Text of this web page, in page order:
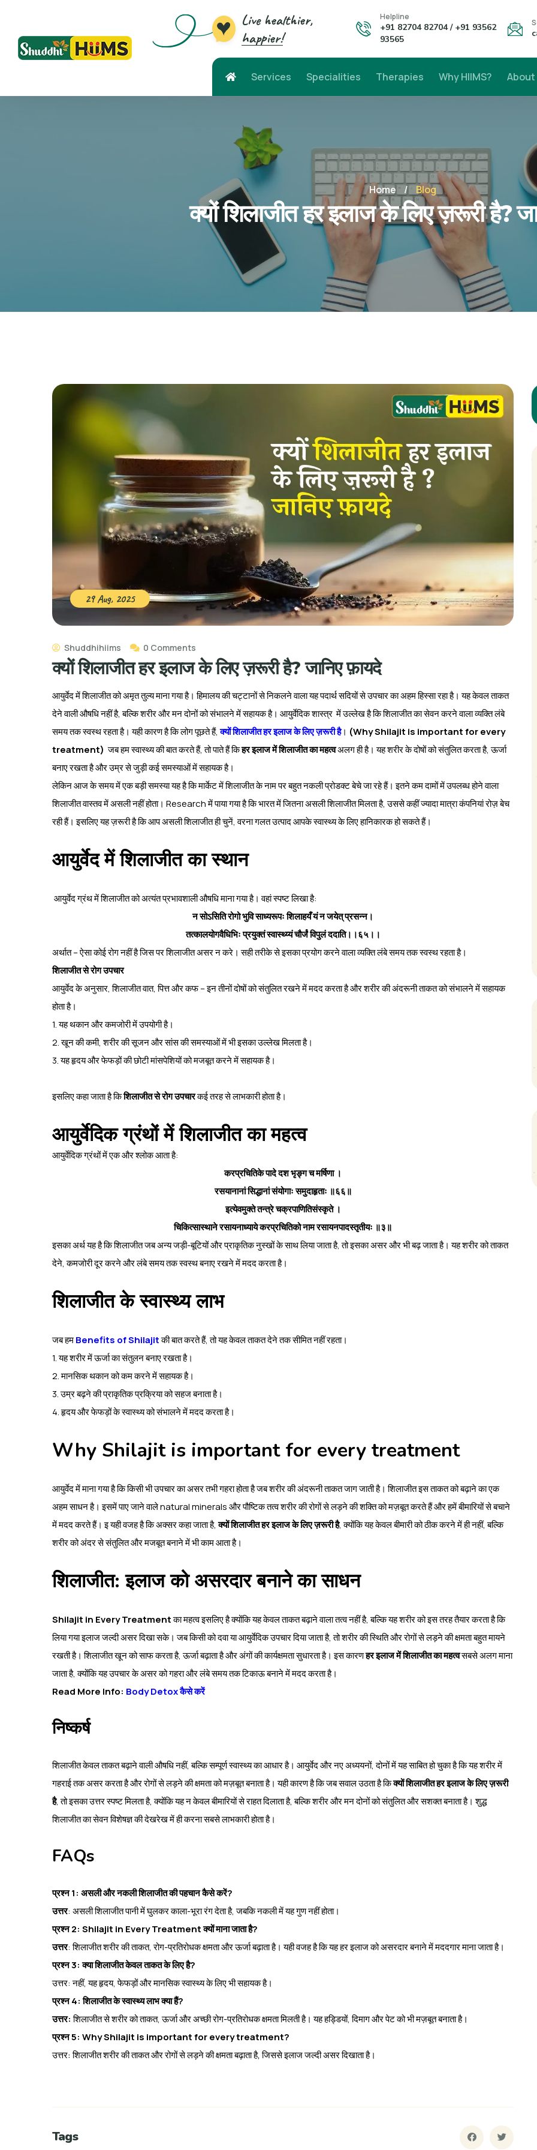
Live healthier,
happier!
Helpline
+91 82704 82704 / +91 93562
93565
Services Specialities Therapies Why HIIMS? About
Home / Blog
क्यों शिलाजीत हर इलाज के लिए ज़रूरी है?
29 Aug, 2025
Shuddhihiims 0 Comments
क्यों शिलाजीत हर इलाज के लिए ज़रूरी है? जानिए फ़ायदे
आयुर्वेद में शिलाजीत को अमृत तुल्य माना गया है। हिमालय की चट्टानों से निकलने वाला यह पदार्थ सदियों से उपचार का अहम हिस्सा रहा है। यह केवल ताकत
देने वाली औषधि नहीं है, बल्कि शरीर और मन दोनों को संभालने में सहायक है। आयुर्वेदिक शास्त्र में उल्लेख है कि शिलाजीत का सेवन करने वाला व्यक्ति लंबे
समय तक स्वस्थ रहता है। यही कारण है कि लोग पूछते हैं,क्यों शिलाजीत हर इलाज के लिए ज़रूरी है। (Why Shilajit is important for every
treatment) जब हम स्वास्थ्य की बात करते हैं, तो पाते हैं किहर इलाज में शिलाजीत का महत्वअलग ही है। यह शरीर के दोषों को संतुलित करता है, ऊर्जा
बनाए रखता है और उम्र से जुड़ी कई समस्याओं में सहायक है।
लेकिन आज के समय में एक बड़ी समस्या यह है कि मार्केट में शिलाजीत के नाम पर बहुत नकली प्रोडक्ट बेचे जा रहे हैं। इतने कम दामों में उपलब्ध होने वाला
शिलाजीत वास्तव में असली नहीं होता। Research में पाया गया है कि भारत में जितना असली शिलाजीत मिलता है, उससे कहीं ज्यादा मात्रा कंपनियां रोज़ बेच
रही हैं। इसलिए यह ज़रूरी है कि आप असली शिलाजीत ही चुनें, वरना गलत उत्पाद आपके स्वास्थ्य के लिए हानिकारक हो सकते हैं।
आयुर्वेद में शिलाजीत का स्थान
आयुर्वेद ग्रंथ में शिलाजीत को अत्यंत प्रभावशाली औषधि माना गया है। वहां स्पष्ट लिखा है:
न सोऽसिति रोगो भुवि साध्यरूपः शिलाहयँ यं न जयेत् प्रसन्न।
तत्कालयोगवैधिभिः प्रयुक्तं स्वास्थ्य्यं चौर्जं विपुलं ददाति।।६५।।
अर्थात – ऐसा कोई रोग नहीं है जिस पर शिलाजीत असर न करे। सही तरीके से इसका प्रयोग करने वाला व्यक्ति लंबे समय तक स्वस्थ रहता है।
शिलाजीत से रोग उपचार
आयुर्वेद के अनुसार, शिलाजीत वात, पित्त और कफ – इन तीनों दोषों को संतुलित रखने में मदद करता है और शरीर की अंदरूनी ताकत को संभालने में सहायक
होता है।
1. यह थकान और कमजोरी में उपयोगी है।
2. खून की कमी, शरीर की सूजन और सांस की समस्याओं में भी इसका उल्लेख मिलता है।
3. यह हृदय और फेफड़ों की छोटी मांसपेशियों को मजबूत करने में सहायक है।
इसलिए कहा जाता है किशिलाजीत से रोग उपचारकई तरह से लाभकारी होता है।
आयुर्वेदिक ग्रंथों में शिलाजीत का महत्व
आयुर्वेदिक ग्रंथोंमें एक और श्लोक आता है:
करप्रचितिके पादे दश भृङ्ग च मर्षिणा ।
रसयानानां सिद्धानां संयोगाः समुदाहृताः ॥६६॥
इत्येवमुक्ते तन्त्रे चक्रपाणितिसंस्कृते ।
चिकित्सास्थाने रसायनाध्याये करप्रचितिको नाम रसायनपादस्तृतीयः ॥३॥
इसका अर्थ यह है कि शिलाजीत जब अन्य जड़ी-बूटियों और प्राकृतिक नुस्खों के साथ लिया जाता है, तो इसका असर और भी बढ़ जाता है। यह शरीर को ताकत
देने, कमजोरी दूर करने और लंबे समय तक स्वस्थ बनाए रखने में मदद करता है।
शिलाजीत के स्वास्थ्य लाभ
जब हमBenefits of Shilajitकी बात करते हैं, तो यह केवल ताकत देने तक सीमित नहीं रहता।
1. यह शरीर में ऊर्जा का संतुलन बनाए रखता है।
2. मानसिक थकान को कम करने में सहायक है।
3. उम्र बढ़ने की प्राकृतिक प्रक्रिया को सहज बनाता है।
4. हृदय और फेफड़ों के स्वास्थ्य को संभालने में मदद करता है।
Why Shilajit is important for every treatment
आयुर्वेद में माना गया है कि किसी भी उपचार का असर तभी गहरा होता है जब शरीर की अंदरूनी ताकत जाग जाती है। शिलाजीत इस ताकत को बढ़ाने का एक
अहम साधन है। इसमें पाए जाने वाले natural minerals और पौष्टिक तत्व शरीर की रोगों से लड़ने की शक्ति को मज़बूत करते हैं और हमें बीमारियों से बचाने
में मदद करते हैं। इ यही वजह है कि अक्सर कहा जाता है,क्यों शिलाजीत हर इलाज के लिए ज़रूरी है, क्योंकि यह केवल बीमारी को ठीक करने में ही नहीं, बल्कि
शरीर को अंदर से संतुलित और मजबूत बनाने में भी काम आता है।
शिलाजीत: इलाज को असरदार बनाने का साधन
Shilajit in Every Treatmentका महत्व इसलिए है क्योंकि यह केवल ताकत बढ़ाने वाला तत्व नहीं है, बल्कि यह शरीर को इस तरह तैयार करता है कि
लिया गया इलाज जल्दी असर दिखा सके। जब किसी को दवा या आयुर्वेदिक उपचार दिया जाता है, तो शरीर की स्थिति और रोगों से लड़ने की क्षमता बहुत मायने
रखती है। शिलाजीत खून को साफ करता है, ऊर्जा बढ़ाता है और अंगों की कार्यक्षमता सुधारता है। इस कारणहर इलाज में शिलाजीत का महत्वसबसे अलग माना
जाता है, क्योंकि यह उपचार के असर को गहरा और लंबे समय तक टिकाऊ बनाने में मदद करता है।
Read More Info: Body Detox कैसे करें
निष्कर्ष
शिलाजीत केवल ताकत बढ़ाने वाली औषधि नहीं, बल्कि सम्पूर्ण स्वास्थ्य का आधार है। आयुर्वेद और नए अध्ययनों, दोनों में यह साबित हो चुका है कि यह शरीर में
गहराई तक असर करता है और रोगों से लड़ने की क्षमता को मज़बूत बनाता है। यही कारण है कि जब सवाल उठता है किक्यों शिलाजीत हर इलाज के लिए ज़रूरी
है, तो इसका उत्तर स्पष्ट मिलता है, क्योंकि यह न केवल बीमारियों से राहत दिलाता है, बल्कि शरीर और मन दोनों को संतुलित और सशक्त बनाता है। शुद्ध
शिलाजीत का सेवन विशेषज्ञ की देखरेख में ही करना सबसे लाभकारी होता है।
FAQs
प्रश्न 1: असली और नकली शिलाजीत की पहचान कैसे करें?
उत्तर: असली शिलाजीत पानी में घुलकर काला-भूरा रंग देता है, जबकि नकली में यह गुण नहीं होता।
प्रश्न 2: Shilajit in Every Treatment क्यों माना जाता है?
उत्तर: शिलाजीत शरीर की ताकत, रोग-प्रतिरोधक क्षमता और ऊर्जा बढ़ाता है। यही वजह है कि यह हर इलाज को असरदार बनाने में मददगार माना जाता है।
प्रश्न 3: क्या शिलाजीत केवल ताकत के लिए है?
उत्तर: नहीं, यह हृदय, फेफड़ों और मानसिक स्वास्थ्य के लिए भी सहायक है।
प्रश्न 4: शिलाजीत के स्वास्थ्य लाभ क्या हैं?
उत्तर:शिलाजीत से शरीर को ताकत, ऊर्जा और अच्छी रोग-प्रतिरोधक क्षमता मिलती है। यह हड्डियों, दिमाग और पेट को भी मज़बूत बनाता है।
प्रश्न 5: Why Shilajit is important for every treatment?
उत्तर: शिलाजीत शरीर की ताकत और रोगों से लड़ने की क्षमता बढ़ाता है, जिससे इलाज जल्दी असर दिखाता है।
Tags